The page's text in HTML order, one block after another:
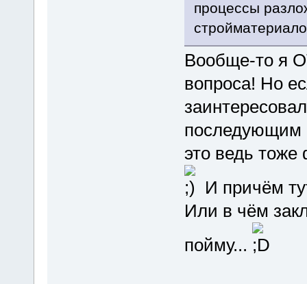
процессы
Вообще-то я
вопроса! Но
последующим
это ведь тоже
И причём
Или в чём
пойму...